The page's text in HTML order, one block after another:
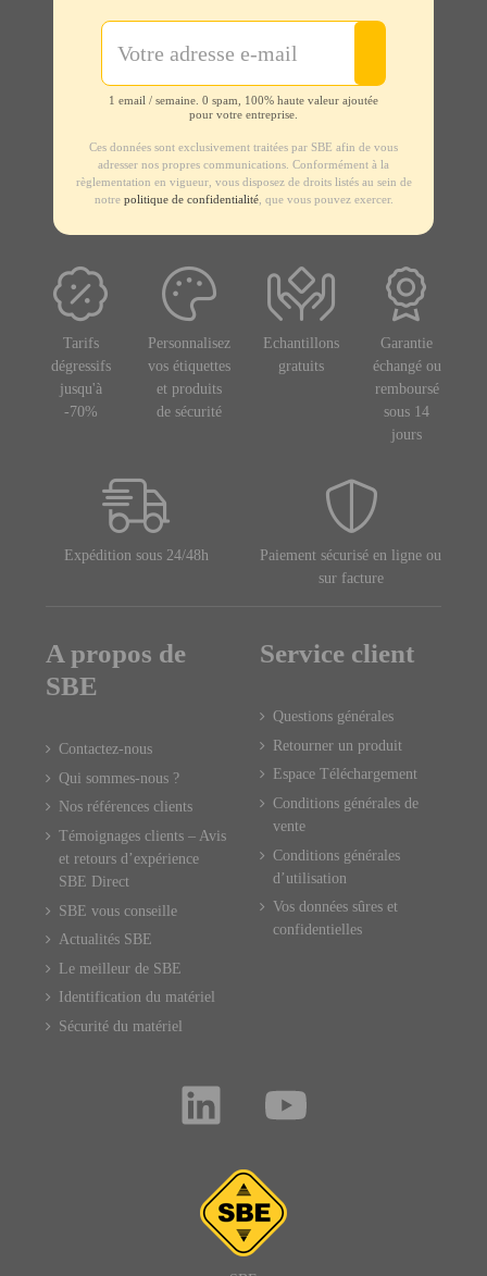
1 email / semaine. 0 spam, 100% haute valeur ajoutée
pour votre entreprise.
Ces données sont exclusivement traitées par SBE afin de vous
adresser nos propres communications. Conformément à la
règlementation en vigueur, vous disposez de droits listés au sein de
notre politique de confidentialité, que vous pouvez exercer.
Tarifs
dégressifs
jusqu'à
-70%
Personnalisez
vos étiquettes
et produits
de sécurité
Echantillons
gratuits
Garantie
échangé ou
remboursé
sous 14
jours
Expédition sous 24/48h
Paiement sécurisé en ligne ou
sur facture
A propos de
SBE
Contactez-nous
Qui sommes-nous ?
Nos références clients
Témoignages clients – Avis
et retours d’expérience
SBE Direct
SBE vous conseille
Actualités SBE
Le meilleur de SBE
Identification du matériel
Sécurité du matériel
Service client
Questions générales
Retourner un produit
Espace Téléchargement
Conditions générales de
vente
Conditions générales
d’utilisation
Vos données sûres et
confidentielles